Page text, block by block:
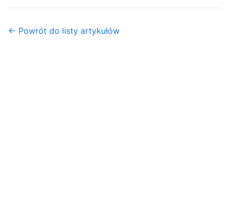
← Powrót do listy artykułów